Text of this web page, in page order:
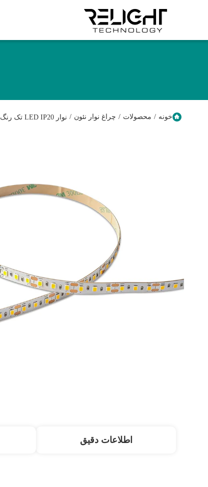
خونه / محصولات / چراغ نوار نئون / نوار LED IP20 تک رنگ قابل برش
اطلاعات دقیق